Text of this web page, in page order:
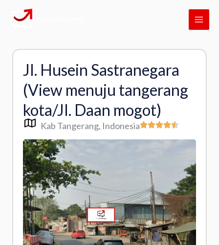
Jl. Husein Sastranegara
(View menuju tangerang
kota/Jl. Daan mogot)
Kab Tangerang, Indonesia